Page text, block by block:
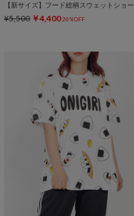
¥5,500 ￥4,400 20%OFF